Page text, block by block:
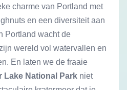
charme van Portland met
en een diversiteit aan
Portland wacht de
wereld vol watervallen en
En laten we de fraaie
Lake National Park niet